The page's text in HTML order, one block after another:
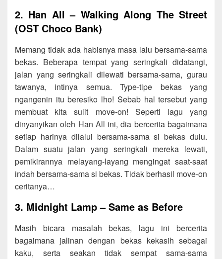
2. Han All – Walking Along The Street
(OST Choco Bank)
Memang tidak ada habisnya masa lalu bersama-sama
bekas. Beberapa tempat yang seringkali didatangi,
jalan yang seringkali dilewati bersama-sama, gurau
tawanya, intinya semua. Type-tipe bekas yang
ngangenin itu beresiko lho! Sebab hal tersebut yang
membuat kita sulit move-on! Seperti lagu yang
dinyanyikan oleh Han All ini, dia bercerita bagaimana
setiap harinya dilalui bersama-sama si bekas dulu.
Dalam suatu jalan yang seringkali mereka lewati,
pemikirannya melayang-layang mengingat saat-saat
indah bersama-sama si bekas. Tidak berhasil move-on
ceritanya…
3. Midnight Lamp – Same as Before
Masih bicara masalah bekas, lagu ini bercerita
bagaimana jalinan dengan bekas kekasih sebagai
kaku, serta seakan tidak sempat sama-sama